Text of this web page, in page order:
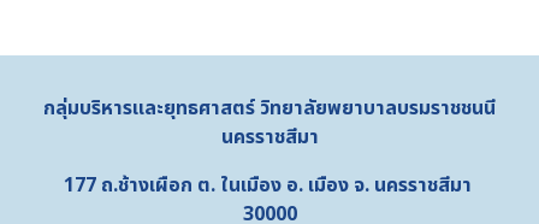
กลุ่มบริหารและยุทธศาสตร์ วิทยาลัยพยาบาลบรมราชชนนี
นครราชสีมา
177 ถ.ช้างเผือก ต. ในเมือง อ. เมือง จ. นครราชสีมา
30000